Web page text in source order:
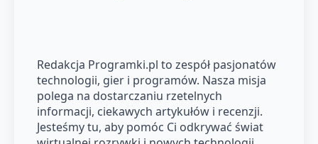
Redakcja Programki.pl to zespół pasjonatów
technologii, gier i programów. Nasza misja
polega na dostarczaniu rzetelnych
informacji, ciekawych artykułów i recenzji.
Jesteśmy tu, aby pomóc Ci odkrywać świat